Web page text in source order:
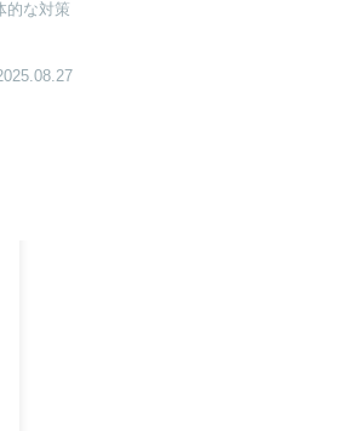
的な対策